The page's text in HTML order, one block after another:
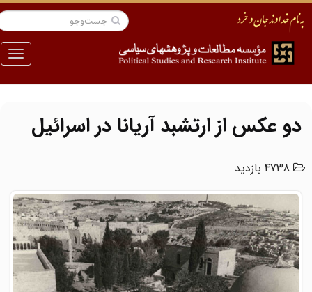
منو
دو عکس از ارتشبد آریانا در اسرائیل
4738 بازدید